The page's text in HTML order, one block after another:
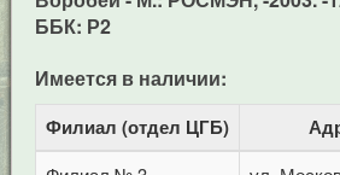
ББК: Р2
Имеется в наличии:
Филиал (отдел ЦГБ)